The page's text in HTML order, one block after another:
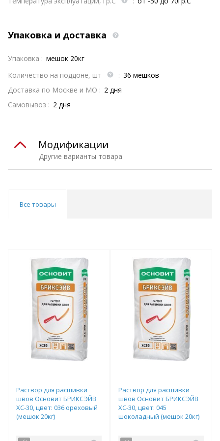
Упаковка и доставка
Упаковка : мешок 20кг
Количество на поддоне, шт
: 36 мешков
Доставка по Москве и МО : 2 дня
Самовывоз : 2 дня
Другие варианты товара
Модификации
Все товары
Раствор для расшивки
швов Основит БРИКСЭЙВ
ХС-30, цвет: 036 ореховый
(мешок 20кг)
Раствор для расшивки
швов Основит БРИКСЭЙВ
ХС-30, цвет: 045
шоколадный (мешок 20кг)